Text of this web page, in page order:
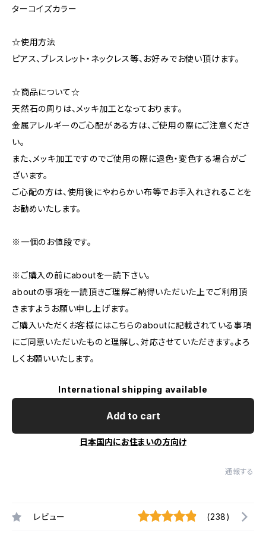
ターコイズカラー
☆使用方法
ピアス、ブレスレット・ネックレス等、お好みでお使い頂けます。
☆商品について☆
天然石の周りは、メッキ加工となっております。
金属アレルギーのご心配がある方は、ご使用の際にご注意くださ
い。
また、メッキ加工ですのでご使用の際に退色・変色する場合がご
ざいます。
ご心配の方は、使用後にやわらかい布等でお手入れされることを
お勧めいたします。
※一個のお値段です。
※ご購入の前にaboutを一読下さい。
aboutの事項を一読頂きご理解ご納得いただいた上でご利用頂
きますようお願い申し上げます。
ご購入いただくお客様にはこちらのaboutに記載されている事項
にご同意いただいたものと理解し、対応させていただきます。よろ
しくお願いいたします。
International shipping available
Add to cart
日本国内にお住まいの方向け
通報する
レビュー (238)